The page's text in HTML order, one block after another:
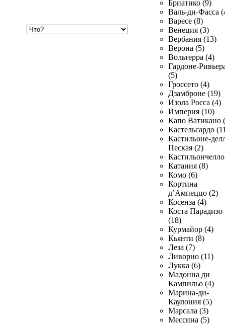
Бриатико (9)
Валь-ди-Фасса
Варесе (8)
Венеция (3)
Вербания (13)
Верона (5)
Вольтерра (4)
Гардоне-
(5)
Гроссето (4)
Дзамброне (19)
Изола Росса (4)
Империя (10)
Капо Ватикано
Кастельсардо
Кастильоне-
Пеская (2)
Катания (8)
Комо (6)
Кортина
д’Ампеццо (2)
Косенза (4)
Коста Парадизо
(18)
Курмайор (4)
Кьянти (8)
Леза (7)
Ливорно (11)
Лукка (6)
Мадонна ди
Кампильо (4)
Марина-ди-
Каулония (5)
Марсала (3)
Мессина (5)